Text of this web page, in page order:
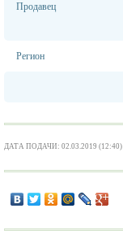
Продавец
Регион
ДАТА ПОДАЧИ: 02.03.2019 (12:40)